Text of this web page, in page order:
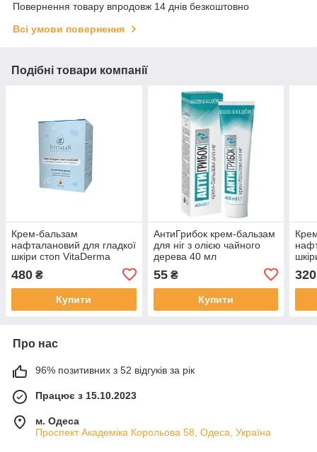
Повернення товару впродовж 14 днів безкоштовно
Всі умови повернення
Подібні товари компанії
Крем-бальзам
нафталановий для гладкої
шкіри стоп VitaDerma
480 ₴
Купити
АнтиГрибок крем-бальзам
для ніг з олією чайного
дерева 40 мл
55₴
Купити
320
Про нас
96% позитивних з 52 відгуків за рік
Працює з 15.10.2023
м. Одеса
Проспект Академіка Корольова 58, Одеса, Україна